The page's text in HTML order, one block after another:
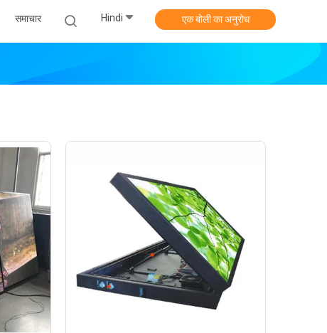
समाचार Hindi एक बोली का अनुरोध